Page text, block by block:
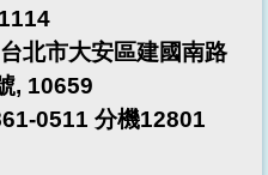
北市大安區建國南路
, 10659
0511 分機12801